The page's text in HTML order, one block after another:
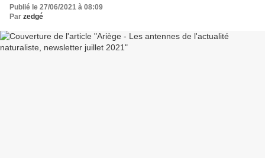
Publié le 27/06/2021 à 08:09
Par zedgé